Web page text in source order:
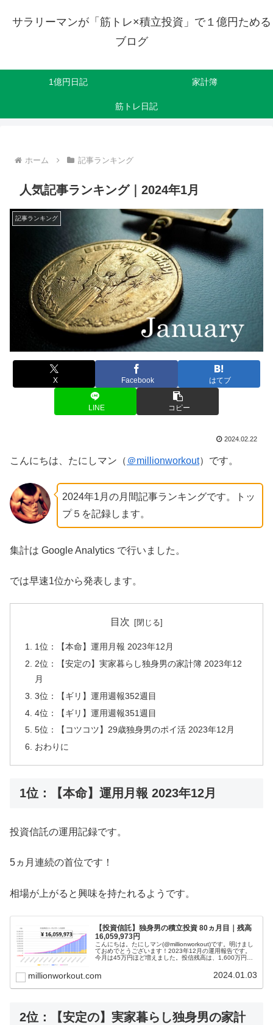
サラリーマンが「筋トレ×積立投資」で１億円ためる
ブログ
1億円日記 家計簿
筋トレ日記
ホーム 記事ランキング
人気記事ランキング｜2024年1月
記事ランキング
X Facebook はてブ
LINE コピー
2024.02.22
こんにちは、たにしマン（ ＠millionworkout）です。
2024年1月の月間記事ランキングです。トッ
プ５を記録します。
集計は Google Analytics で行いました。
では早速1位から発表します。
目次
1位：【本命】運用月報 2023年12月
2位：【安定の】実家暮らし独身男の家計簿 2023年12
月
3位：【ギリ】運用週報352週目
4位：【ギリ】運用週報351週目
5位：【コツコツ】29歳独身男のポイ活 2023年12月
おわりに
1位：【本命】運用月報 2023年12月
投資信託の運用記録です。
5ヵ月連続の首位です！
相場が上がると興味を持たれるようです。
【投資信託】独身男の積立投資 80ヵ月目｜残高
16,059,973円
こんにちは。たにしマン(@millionworkout)です。明けまし
ておめでとうございます！2023年12月の運用報告です。
今月は45万円ほど増えました。投信残高は、1,600万円を
millionworkout.com 2024.01.03
2位：【安定の】実家暮らし独身男の家計